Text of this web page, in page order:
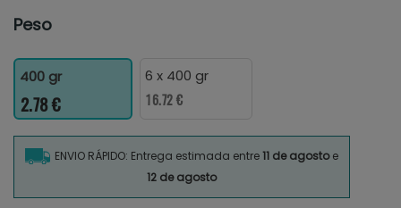
Peso
400 gr
2.78 €
6 x 400 gr
16.72 €
ENVIO RÁPIDO: Entrega estimada entre11 de agostoe
12 de agosto